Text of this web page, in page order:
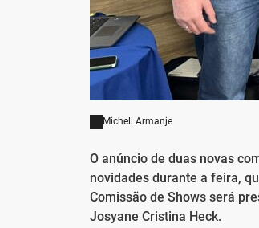
Micheli Armanje
O anúncio de duas novas
novidades durante a feira,
Comissão de Shows será
Josyane Cristina Heck.